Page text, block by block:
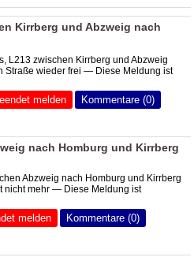
Kirrberg und Abzweig nach
L213 zwischen Kirrberg und Abzweig
Straße wieder frei — Diese Meldung ist
melden Kommentare (0)
nach Homburg und Kirrberg
Abzweig nach Homburg und Kirrberg
nicht mehr — Diese Meldung ist
melden Kommentare (0)